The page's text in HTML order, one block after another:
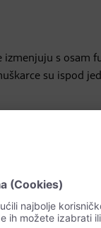
izmenjuju s osam
su ispod
i ramena.
maksimalnu
stabilnost trupa.